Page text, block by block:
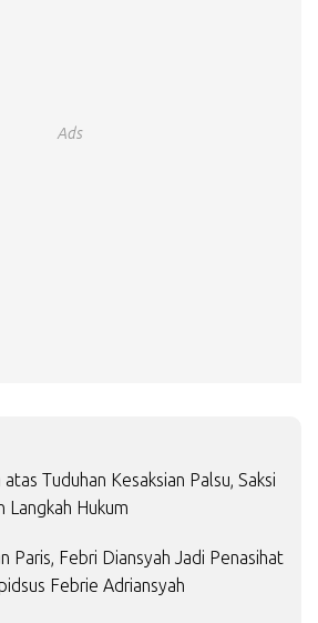
Ads
Tuduhan Kesaksian Palsu, Saksi
Langkah Hukum
Paris, Febri Diansyah Jadi Penasihat
Febrie Adriansyah